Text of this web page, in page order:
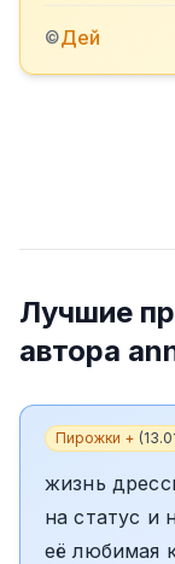
©Дей
Лучшие
автора
Пирожки + (
жизнь
на статус и
её любимая